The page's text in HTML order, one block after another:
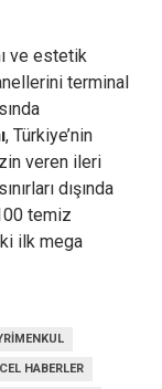
ve estetik
terminal
, Türkiye’nin
veren ileri
dışında
temiz
ilk mega
HABERLER